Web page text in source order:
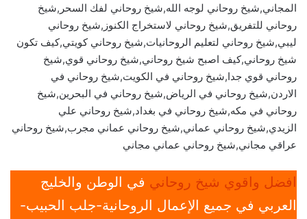
المجاني,شيخ روحاني لوجه الله,شيخ روحاني لفك السحر,شيخ
روحاني للتفريق,شيخ روحاني لاستخراج الكنوز,شيخ روحاني
ليبي,شيخ روحاني لتعليم الروحانيات,شيخ روحاني كويتي,كيف تكون
شيخ روحاني,كيف اصبح شيخ روحاني,شيخ روحاني قوي,شيخ
روحاني قوي جدا,شيخ روحاني في الكويت,شيخ روحاني في
الاردن,شيخ روحاني في الرياض,شيخ روحاني في البحرين,شيخ
روحاني في مكه,شيخ روحاني في بغداد,شيخ روحاني علي
الزيدي,شيخ روحاني عماني,شيخ روحاني عماني مجرب,شيخ روحاني
عراقي مجاني,شيخ روحاني عماني مجاني
افضل واقوي شيخ روحاني في الوطن والخليج
العربي في جميع الإعمال الروحانية-جلب الحبيب-